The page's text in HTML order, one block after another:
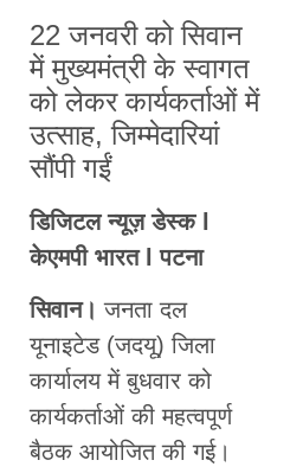
22 जनवरी को सिवान
में मुख्यमंत्री के स्वागत
को लेकर कार्यकर्ताओं में
उत्साह, जिम्मेदारियां
सौंपी गईं
डिजिटल न्यूज़ डेस्क l
केएमपी भारत l पटना
सिवान। जनता दल
यूनाइटेड (जदयू) जिला
कार्यालय में बुधवार को
कार्यकर्ताओं की महत्वपूर्ण
बैठक आयोजित की गई।